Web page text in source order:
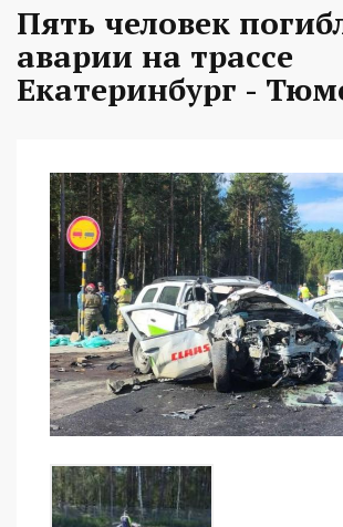
Пять человек
аварии на трассе
Екатеринбург -